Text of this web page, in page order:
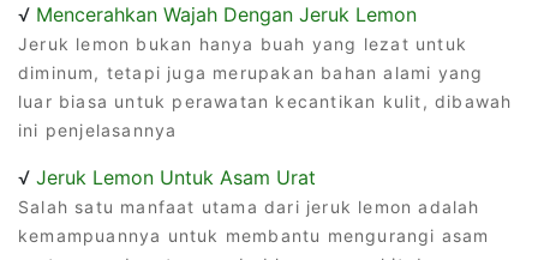
√ Mencerahkan Wajah Dengan Jeruk Lemon
Jeruk lemon bukan hanya buah yang lezat untuk
diminum, tetapi juga merupakan bahan alami yang
luar biasa untuk perawatan kecantikan kulit, dibawah
ini penjelasannya
√ Jeruk Lemon Untuk Asam Urat
Salah satu manfaat utama dari jeruk lemon adalah
kemampuannya untuk membantu mengurangi asam